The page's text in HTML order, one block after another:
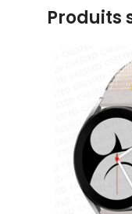
Produits